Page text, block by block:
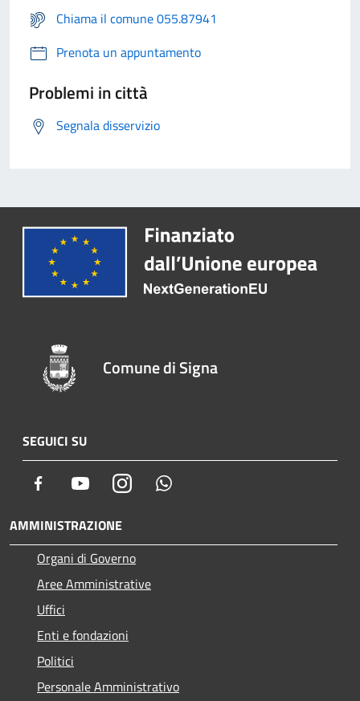
Chiama il comune 055.87941
Prenota un appuntamento
Problemi in città
Segnala disservizio
Comune di Signa
SEGUICI SU
Facebook YoutubeInstagram
AMMINISTRAZIONE
Organi di Governo
Aree Amministrative
Uffici
Enti e fondazioni
Politici
Personale Amministrativo